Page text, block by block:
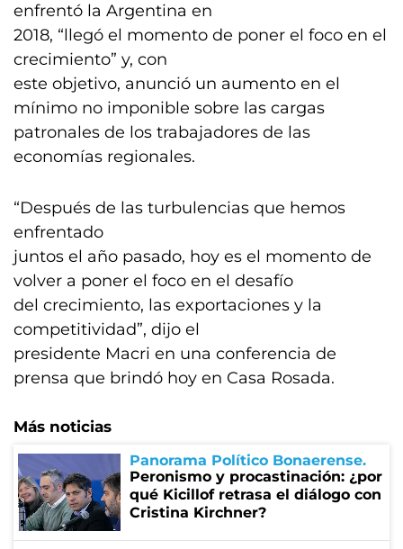
enfrentó la Argentina en
2018, “llegó el momento de poner el foco en el
crecimiento” y, con
este objetivo, anunció un aumento en el
mínimo no imponible sobre las cargas
patronales de los trabajadores de las
economías regionales.
“Después de las turbulencias que hemos
enfrentado
juntos el año pasado, hoy es el momento de
volver a poner el foco en el desafío
del crecimiento, las exportaciones y la
competitividad”, dijo el
presidente Macri en una conferencia de
prensa que brindó hoy en Casa Rosada.
Más noticias
Panorama Político Bonaerense
Peronismo y procastinación: ¿por
qué Kicillof retrasa el diálogo con
Cristina Kirchner?